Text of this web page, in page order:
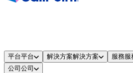
平台平台 解決方案解決方案 服務服
公司 公司